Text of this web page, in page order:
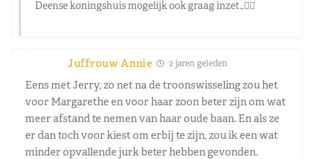
Deense koningshuis mogelijk ook graag inzet.,👍🏼
Juffrouw Annie 2 jaren geleden
Eens met Jerry, zo net na de troonswisseling zou het
voor Margarethe en voor haar zoon beter zijn om wat
meer afstand te nemen van haar oude baan. En als ze
er dan toch voor kiest om erbij te zijn, zou ik een wat
minder opvallende jurk beter hebben gevonden.